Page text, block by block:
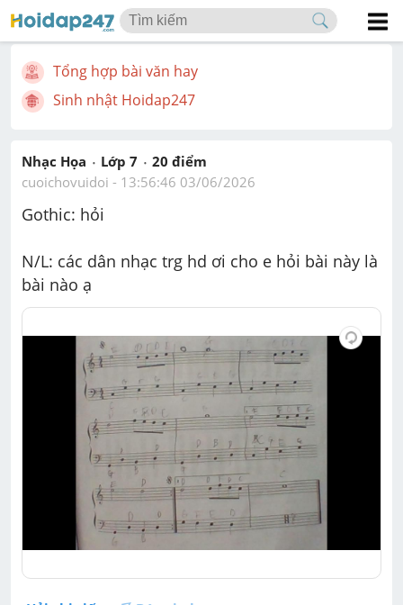
Tổng hợp bài văn hay
Sinh nhật Hoidap247
Nhạc Họa Lớp 7 20 điểm
cuoichovuidoi - 13:56:46 03/06/2026
Gothic: hỏi
N/L: các dân nhạc trg hd ơi cho e hỏi bài này là
bài nào ạ